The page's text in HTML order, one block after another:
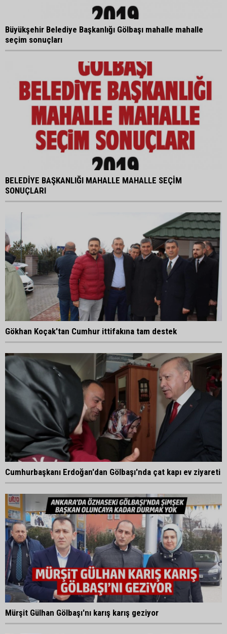
Büyükşehir Belediye Başkanlığı Gölbaşı mahalle mahalle
seçim sonuçları
BELEDİYE BAŞKANLIĞI MAHALLE MAHALLE SEÇİM
SONUÇLARI
Gökhan Koçak'tan Cumhur ittifakına tam destek
Cumhurbaşkanı Erdoğan'dan Gölbaşı'nda çat kapı ev ziyareti
Mürşit Gülhan Gölbaşı'nı karış karış geziyor